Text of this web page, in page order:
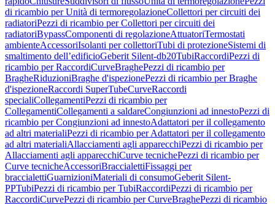
di ricambio per Unità di termoregolazioneCollettori per circuiti dei
radiatoriPezzi di ricambio per Collettori per circuiti dei
radiatoriBypassComponenti di regolazioneAttuatoriTermostati
ambienteAccessoriIsolanti per collettoriTubi di protezioneSistemi di
smaltimento dell’edificioGeberit Silent-db20TubiRaccordiPezzi di
ricambio per RaccordiCurveBraghePezzi di ricambio per
BragheRiduzioniBraghe d'ispezionePezzi di ricambio per Braghe
d'ispezioneRaccordi SuperTubeCurveRaccordi
specialiCollegamentiPezzi di ricambio per
CollegamentiCollegamenti a saldareCongiunzioni ad innestoPezzi di
ricambio per Congiunzioni ad innestoAdattatori per il collegamento
ad altri materialiPezzi di ricambio per Adattatori per il collegamento
ad altri materialiAllacciamenti agli apparecchiPezzi di ricambio per
Allacciamenti agli apparecchiCurve tecnichePezzi di ricambio per
Curve tecnicheAccessoriBraccialettiFissaggi per
braccialettiGuarnizioniMateriali di consumoGeberit Silent-
PPTubiPezzi di ricambio per TubiRaccordiPezzi di ricambio per
RaccordiCurvePezzi di ricambio per CurveBraghePezzi di ricambio